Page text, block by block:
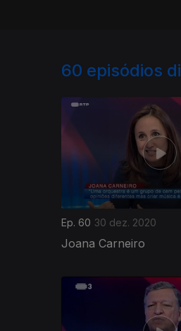
60 episódios
Ep. 60 30 dez. 2020
Joana Carneiro